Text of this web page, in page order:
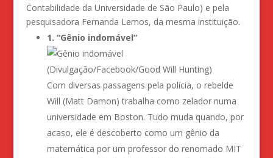
Contabilidade da Universidade de São Paulo) e pela
pesquisadora Fernanda Lemos, da mesma instituição.
1. “Gênio indomável”
(Divulgação/Facebook/Good Will Hunting)
Com diversas passagens pela polícia, o rebelde
Will (Matt Damon) trabalha como zelador numa
universidade em Boston. Tudo muda quando, por
acaso, ele é descoberto como um gênio da
matemática por um professor do renomado MIT